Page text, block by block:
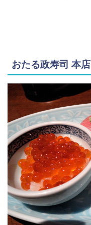
おたる政寿司 本店